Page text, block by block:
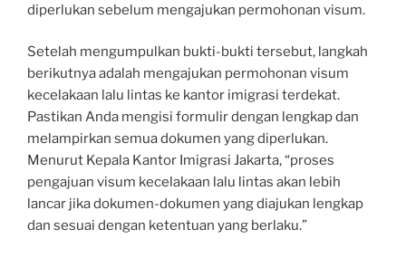
diperlukan sebelum mengajukan permohonan visum.
Setelah mengumpulkan bukti-bukti tersebut, langkah
berikutnya adalah mengajukan permohonan visum
kecelakaan lalu lintas ke kantor imigrasi terdekat.
Pastikan Anda mengisi formulir dengan lengkap dan
melampirkan semua dokumen yang diperlukan.
Menurut Kepala Kantor Imigrasi Jakarta, “proses
pengajuan visum kecelakaan lalu lintas akan lebih
lancar jika dokumen-dokumen yang diajukan lengkap
dan sesuai dengan ketentuan yang berlaku.”